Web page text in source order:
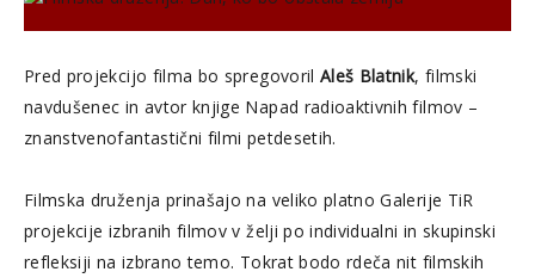
Pred projekcijo filma bo spregovoril Aleš Blatnik, filmski
navdušenec in avtor knjige Napad radioaktivnih filmov –
znanstvenofantastični filmi petdesetih.
Filmska druženja prinašajo na veliko platno Galerije TiR
projekcije izbranih filmov v želji po individualni in skupinski
refleksiji na izbrano temo. Tokrat bodo rdeča nit filmskih